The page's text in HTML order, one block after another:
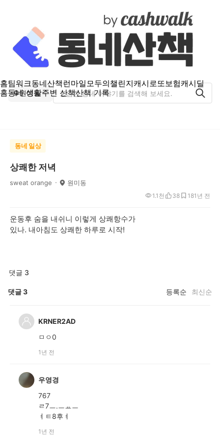
홈팀워크동네산책런마일모두의챌린지캐시로또보험캐시딜
홈동네 생활주변 산책산책 기록
원미동
동네 일상
상쾌한 저녁
sweat orange 원미동
1년 전
1.1천 38 18
운동후 숨을 내쉬니 이렇게 상쾌항수가
있나. 내아침도 상쾌한 하루로 시작!
댓글 3
댓글3 등록순 최신순
KRNER2AD
ㅁㅇ0
1년 전
우영경
767
ㄹ7ㅡ.ㅡㅛㅡ
ㅕㅌ8후ㅕ
1년 전